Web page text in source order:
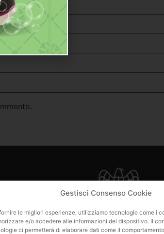
Gestisci Consenso Cookie
le migliori esperienze, utilizziamo tecnologie come i
e/o accedere alle informazioni del dispositivo. Il
ci permetterà di elaborare dati come il
uno di loro?